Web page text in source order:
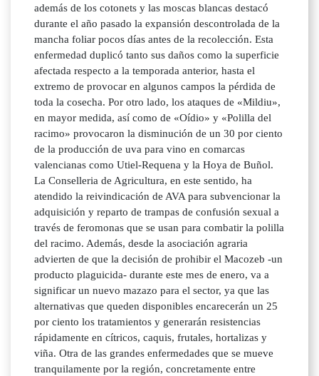
además de los cotonets y las moscas blancas destacó
durante el año pasado la expansión descontrolada de la
mancha foliar pocos días antes de la recolección. Esta
enfermedad duplicó tanto sus daños como la superficie
afectada respecto a la temporada anterior, hasta el
extremo de provocar en algunos campos la pérdida de
toda la cosecha. Por otro lado, los ataques de «Mildiu»,
en mayor medida, así como de «Oídio» y «Polilla del
racimo» provocaron la disminución de un 30 por ciento
de la producción de uva para vino en comarcas
valencianas como Utiel-Requena y la Hoya de Buñol.
La Conselleria de Agricultura, en este sentido, ha
atendido la reivindicación de AVA para subvencionar la
adquisición y reparto de trampas de confusión sexual a
través de feromonas que se usan para combatir la polilla
del racimo. Además, desde la asociación agraria
advierten de que la decisión de prohibir el Macozeb -un
producto plaguicida- durante este mes de enero, va a
significar un nuevo mazazo para el sector, ya que las
alternativas que queden disponibles encarecerán un 25
por ciento los tratamientos y generarán resistencias
rápidamente en cítricos, caquis, frutales, hortalizas y
viña. Otra de las grandes enfermedades que se mueve
tranquilamente por la región, concretamente entre